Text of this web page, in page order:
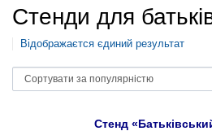
Стенди для
Відображаєтся єдиний результат
Стенд